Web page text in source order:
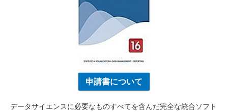
申請書について
データサイエンスに必要なものすべてを含んだ完全な統合ソフト